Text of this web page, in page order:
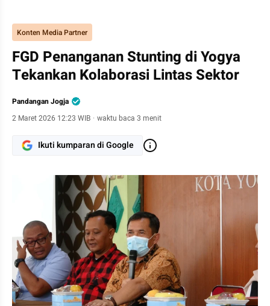
Konten Media Partner
FGD Penanganan Stunting di Yogya
Tekankan Kolaborasi Lintas Sektor
Pandangan Jogja
2 Maret 2026 12:23 WIB · waktu baca 3 menit
Ikuti kumparan di Google